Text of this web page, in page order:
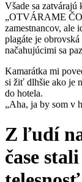
Všade sa
„OTVÁRAME
zamestnancov, ale
plagáte je
načahujúcimi sa
Kamarátka mi
si žiť dlhšie ako je
do hotela.
„Aha, ja by som v
Z ľudí
čase